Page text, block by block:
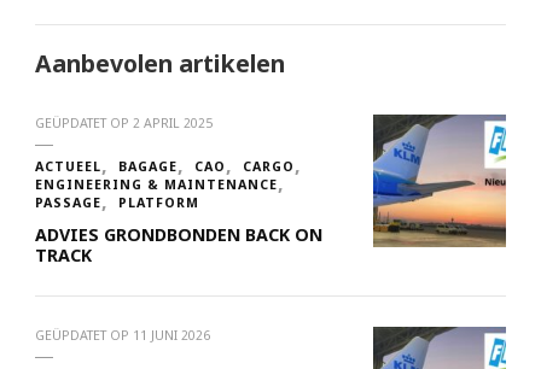
Aanbevolen artikelen
GEÜPDATET OP 2 APRIL 2025
ACTUEEL BAGAGE CAO
CARGO
ENGINEERING & MAINTENANCE
PASSAGE
PLATFORM
ADVIES GRONDBONDEN BACK ON
TRACK
GEÜPDATET OP 11 JUNI 2026